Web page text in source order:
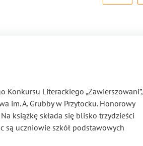
Literackiego „Zawierszowani”,
im. A. Grubby w Przytocku. Honorowy
książkę składa się blisko trzydzieści
są uczniowie szkół podstawowych